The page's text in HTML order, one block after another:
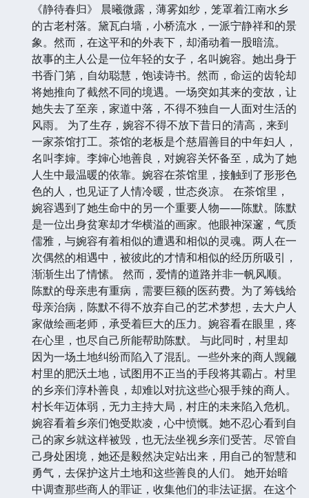
《静待春归》 晨曦微露，薄雾如纱，笼罩着江南水乡
的古老村落。黛瓦白墙，小桥流水，一派宁静祥和的景
象。然而，在这平和的外表下，却涌动着一股暗流。
故事的主人公是一位年轻的女子，名叫婉容。她出身于
书香门第，自幼聪慧，饱读诗书。然而，命运的齿轮却
将她推向了截然不同的境遇。一场突如其来的变故，让
她失去了至亲，家道中落，不得不独自一人面对生活的
风雨。 为了生存，婉容不得不放下昔日的清高，来到
一家茶馆打工。茶馆的老板是个慈眉善目的中年妇人，
名叫李婶。李婶心地善良，对婉容关怀备至，成为了她
人生中最温暖的依靠。婉容在茶馆里，接触到了形形色
色的人，也见证了人情冷暖，世态炎凉。 在茶馆里，
婉容遇到了她生命中的另一个重要人物——陈默。陈默
是一位出身贫寒却才华横溢的画家。他眼神深邃，气质
儒雅，与婉容有着相似的遭遇和相似的灵魂。两人在一
次偶然的相遇中，被彼此的才情和相似的经历所吸引，
渐渐生出了情愫。 然而，爱情的道路并非一帆风顺。
陈默的母亲患有重病，需要巨额的医药费。为了筹钱给
母亲治病，陈默不得不放弃自己的艺术梦想，去大户人
家做绘画老师，承受着巨大的压力。婉容看在眼里，疼
在心里，也尽自己所能帮助陈默。 与此同时，村里却
因为一场土地纠纷而陷入了混乱。一些外来的商人觊觎
村里的肥沃土地，试图用不正当的手段将其霸占。村里
的乡亲们淳朴善良，却难以对抗这些心狠手辣的商人。
村长年迈体弱，无力主持大局，村庄的未来陷入危机。
婉容看着乡亲们饱受欺凌，心中愤慨。她不忍心看到自
己的家乡就这样被毁，也无法坐视乡亲们受苦。尽管自
己身处困境，她还是毅然决定站出来，用自己的智慧和
勇气，去保护这片土地和这些善良的人们。 她开始暗
中调查那些商人的罪证，收集他们的非法证据。在这个